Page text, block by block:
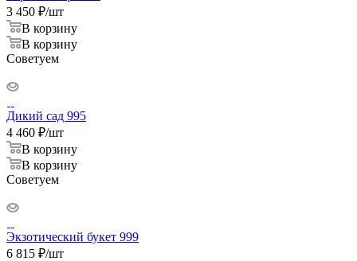
3 450 ₽/шт
В корзину
В корзину
Советуем
Дикий сад 995
4 460 ₽/шт
В корзину
В корзину
Советуем
Экзотический букет 999
6 815 ₽/шт